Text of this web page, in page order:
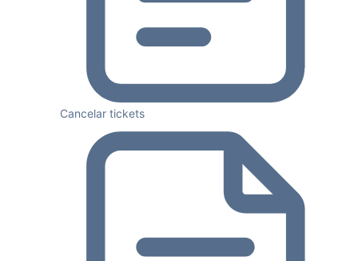
Cancelar tickets